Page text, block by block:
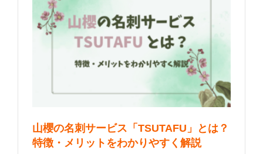
山櫻の名刺サービス「TSUTAFU」とは？
特徴・メリットをわかりやすく解説